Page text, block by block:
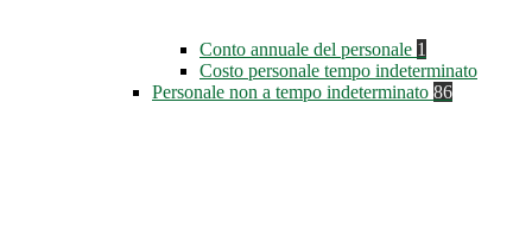
Conto annuale del personale 1
Costo personale tempo indeterminato
Personale non a tempo indeterminato 86